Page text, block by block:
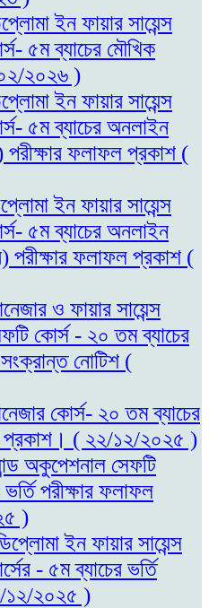
ইন ফায়ার সায়েন্স
৫ম ব্যাচের মৌখিক
২০২৬ )
ইন ফায়ার সায়েন্স
৫ম ব্যাচের অনলাইন
পরীক্ষার ফলাফল প্রকাশ (
ইন ফায়ার সায়েন্স
৫ম ব্যাচের অনলাইন
পরীক্ষার ফলাফল প্রকাশ (
ও ফায়ার সায়েন্স
কোর্স - ২০ তম ব্যাচের
নোটিশ (
কোর্স- ২০ তম ব্যাচের
প্রকাশ। ( ২২/১২/২০২৫ )
অকুপেশনাল সেফটি
পরীক্ষার ফলাফল
)
ইন ফায়ার সায়েন্স
- ৫ম ব্যাচের ভর্তি
১২/২০২৫ )